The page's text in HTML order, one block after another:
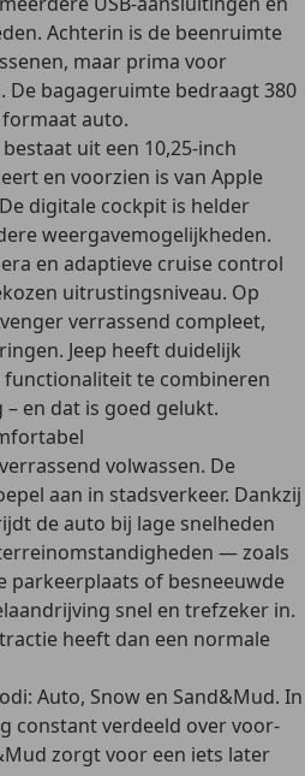
Achterin is de beenruimte
maar prima voor
bagageruimte bedraagt 380
auto.
uit een 10,25-inch
en voorzien is van Apple
digitale cockpit is helder
weergavemogelijkheden.
en adaptieve cruise control
uitrustingsniveau. Op
verrassend compleet,
Jeep heeft duidelijk
te combineren
en dat is goed gelukt.
volwassen. De
aan in stadsverkeer. Dankzij
de auto bij lage snelheden
— zoals
parkeerplaats of besneeuwde
snel en trefzeker in.
heeft dan een normale
Auto, Snow en Sand&Mud. In
constant verdeeld over voor-
zorgt voor een iets later